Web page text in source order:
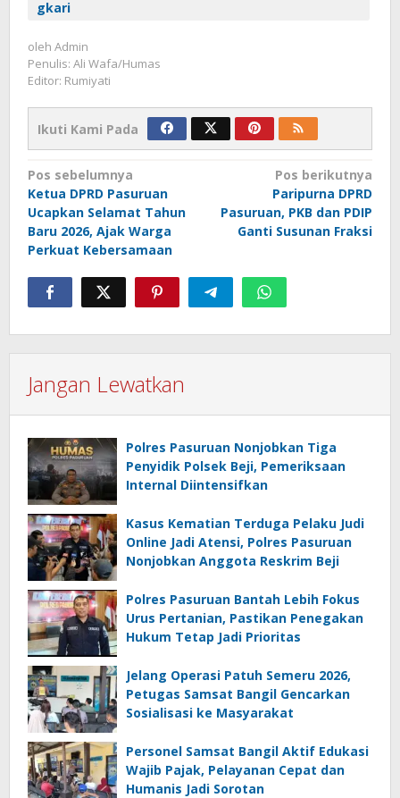
gkari
oleh Admin
Penulis: Ali Wafa/Humas
Editor: Rumiyati
Ikuti Kami Pada
Navigasi
pos
Pos sebelumnya
Ketua DPRD Pasuruan
Ucapkan Selamat Tahun
Baru 2026, Ajak Warga
Perkuat Kebersamaan
Pos berikutnya
Paripurna DPRD
Pasuruan, PKB dan PDIP
Ganti Susunan Fraksi
Jangan Lewatkan
Polres Pasuruan Nonjobkan Tiga
Penyidik Polsek Beji, Pemeriksaan
Internal Diintensifkan
Kasus Kematian Terduga Pelaku Judi
Online Jadi Atensi, Polres Pasuruan
Nonjobkan Anggota Reskrim Beji
Polres Pasuruan Bantah Lebih Fokus
Urus Pertanian, Pastikan Penegakan
Hukum Tetap Jadi Prioritas
Jelang Operasi Patuh Semeru 2026,
Petugas Samsat Bangil Gencarkan
Sosialisasi ke Masyarakat
Personel Samsat Bangil Aktif Edukasi
Wajib Pajak, Pelayanan Cepat dan
Humanis Jadi Sorotan